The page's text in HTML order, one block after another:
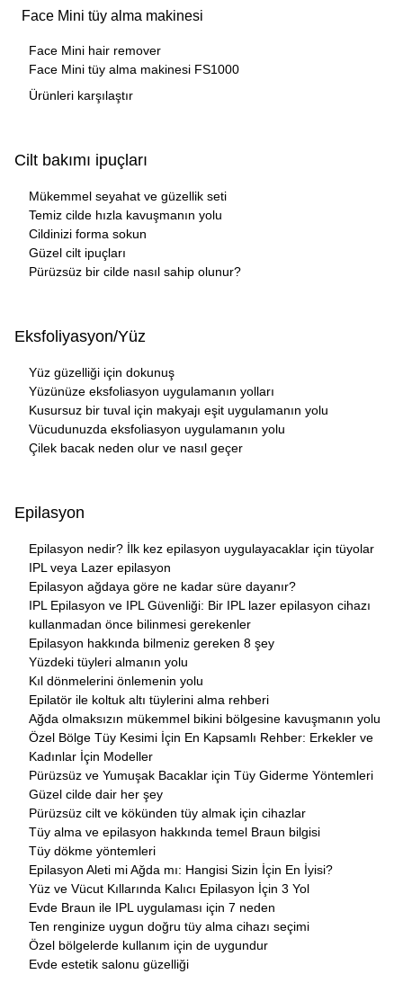
Face Mini tüy alma makinesi
Face Mini hair remover
Face Mini tüy alma makinesi FS1000
Ürünleri karşılaştır
Cilt bakımı ipuçları
Mükemmel seyahat ve güzellik seti
Temiz cilde hızla kavuşmanın yolu
Cildinizi forma sokun
Güzel cilt ipuçları
Pürüzsüz bir cilde nasıl sahip olunur?
Eksfoliyasyon/Yüz
Yüz güzelliği için dokunuş
Yüzünüze eksfoliasyon uygulamanın yolları
Kusursuz bir tuval için makyajı eşit uygulamanın yolu
Vücudunuzda eksfoliasyon uygulamanın yolu
Çilek bacak neden olur ve nasıl geçer
Epilasyon
Epilasyon nedir? İlk kez epilasyon uygulayacaklar için tüyolar
IPL veya Lazer epilasyon
Epilasyon ağdaya göre ne kadar süre dayanır?
IPL Epilasyon ve IPL Güvenliği: Bir IPL lazer epilasyon cihazı
kullanmadan önce bilinmesi gerekenler
Epilasyon hakkında bilmeniz gereken 8 şey
Yüzdeki tüyleri almanın yolu
Kıl dönmelerini önlemenin yolu
Epilatör ile koltuk altı tüylerini alma rehberi
Ağda olmaksızın mükemmel bikini bölgesine kavuşmanın yolu
Özel Bölge Tüy Kesimi İçin En Kapsamlı Rehber: Erkekler ve
Kadınlar İçin Modeller
Pürüzsüz ve Yumuşak Bacaklar için Tüy Giderme Yöntemleri
Güzel cilde dair her şey
Pürüzsüz cilt ve kökünden tüy almak için cihazlar
Tüy alma ve epilasyon hakkında temel Braun bilgisi
Tüy dökme yöntemleri
Epilasyon Aleti mi Ağda mı: Hangisi Sizin İçin En İyisi?
Yüz ve Vücut Kıllarında Kalıcı Epilasyon İçin 3 Yol
Evde Braun ile IPL uygulaması için 7 neden
Ten renginize uygun doğru tüy alma cihazı seçimi
Özel bölgelerde kullanım için de uygundur
Evde estetik salonu güzelliği